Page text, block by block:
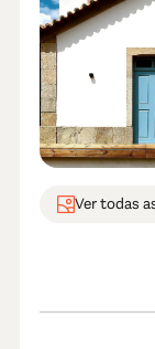
Ver todas